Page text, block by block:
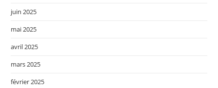
juin 2025
mai 2025
avril 2025
mars 2025
février 2025